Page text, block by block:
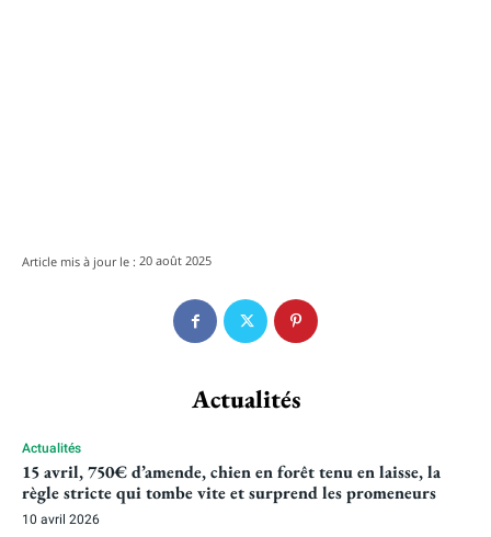
Article mis à jour le : 20 août 2025
Actualités
Actualités
15 avril, 750€ d’amende, chien en forêt tenu en laisse, la
règle stricte qui tombe vite et surprend les promeneurs
10 avril 2026